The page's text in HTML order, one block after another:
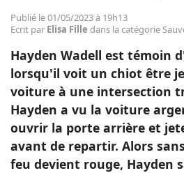
Publié le 01/05/2023 à 19h13
Ecrit par Elisa Fille dans la catégorie
Hayden Wadell est témoin
lorsqu'il voit un chiot être
voiture à une intersection
Hayden a vu la voiture
ouvrir la porte arrière et
avant de repartir. Alors
feu devient rouge, Hayden